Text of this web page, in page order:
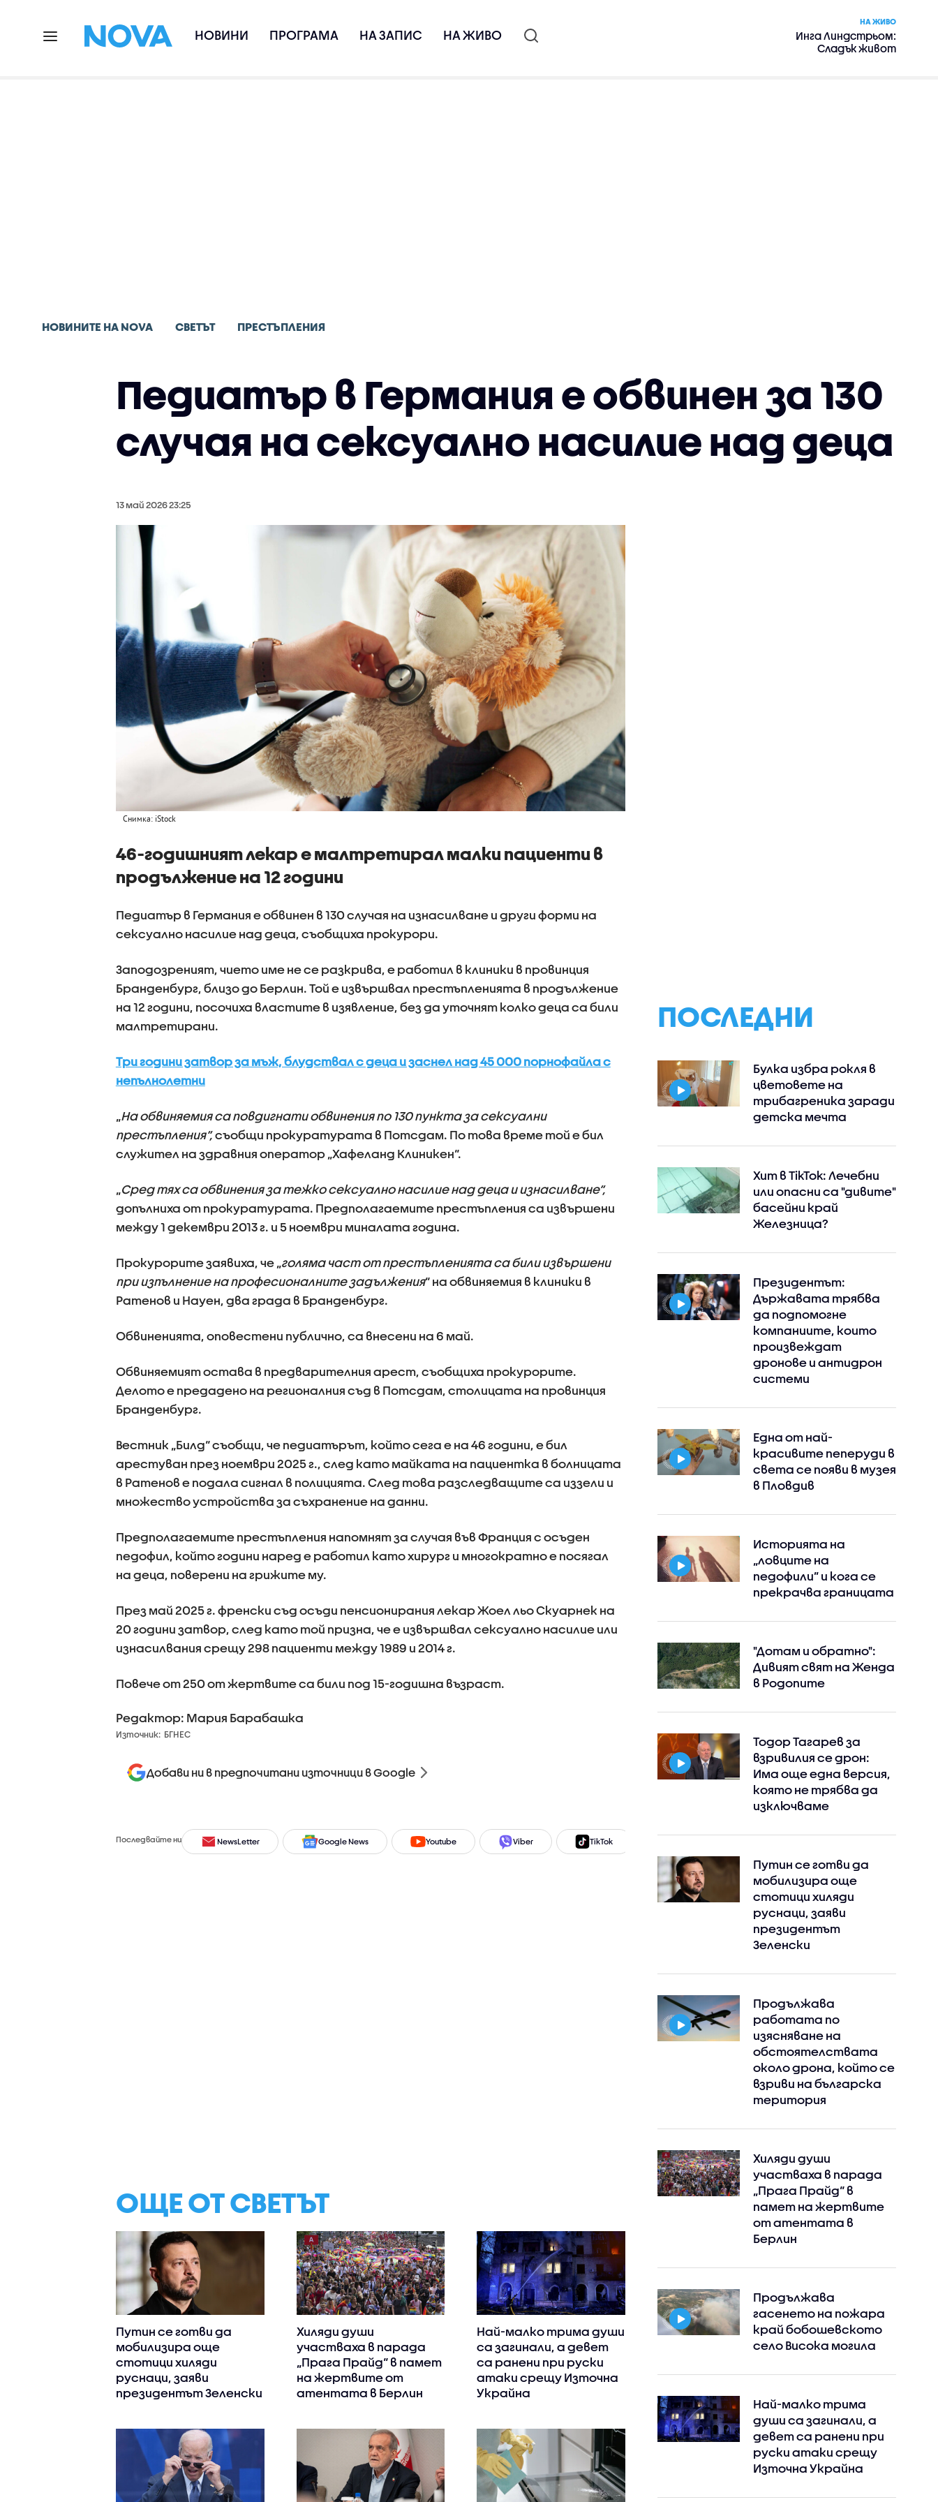
НОВИНИ ПРОГРАМА НА ЗАПИС НА ЖИВО
НА ЖИВО
Инга Линдстрьом:
Сладък живот
НОВИНИТЕ НА NOVA СВЕТЪТ ПРЕСТЪПЛЕНИЯ
Педиатър в Германия е обвинен за 130
случая на сексуално насилие над деца
13 май 2026 23:25
Снимка: iStock
46-годишният лекар е малтретирал малки пациенти в
продължение на 12 години
Педиатър в Германия е обвинен в 130 случая на изнасилване и други форми на
сексуално насилие над деца, съобщиха прокурори.
Заподозреният, чието име не се разкрива, е работил в клиники в провинция
Бранденбург, близо до Берлин. Той е извършвал престъпленията в продължение
на 12 години, посочиха властите в изявление, без да уточнят колко деца са били
малтретирани.
Tри години затвор за мъж, блудствал с деца и заснел над 45 000 порнофайла с
непълнолетни
„На обвиняемия са повдигнати обвинения по 130 пункта за сексуални
престъпления“,съобщи прокуратурата в Потсдам. По това време той е бил
служител на здравния оператор „Хафеланд Клиникен“.
„Сред тях са обвинения за тежко сексуално насилие над деца и изнасилване“,
допълниха от прокуратурата. Предполагаемите престъпления са извършени
между 1 декември 2013 г. и 5 ноември миналата година.
Прокурорите заявиха, че „голяма част от престъпленията са били извършени
при изпълнение на професионалните задължения“ на обвиняемия в клиники в
Ратенов и Науен, два града в Бранденбург.
Обвиненията, оповестени публично, са внесени на 6 май.
Обвиняемият остава в предварителния арест, съобщиха прокурорите.
Делото е предадено на регионалния съд в Потсдам, столицата на провинция
Бранденбург.
Вестник „Билд“ съобщи, че педиатърът, който сега е на 46 години, е бил
арестуван през ноември 2025 г., след като майката на пациентка в болницата
в Ратенов е подала сигнал в полицията. След това разследващите са иззели и
множество устройства за съхранение на данни.
Предполагаемите престъпления напомнят за случая във Франция с осъден
педофил, който години наред е работил като хирург и многократно е посягал
на деца, поверени на грижите му.
През май 2025 г. френски съд осъди пенсионирания лекар Жоел льо Скуарнек на
20 години затвор, след като той призна, че е извършвал сексуално насилие или
изнасилвания срещу 298 пациенти между 1989 и 2014 г.
Повече от 250 от жертвите са били под 15-годишна възраст.
Редактор: Мария Барабашка
Източник: БГНЕС
Добави ни в предпочитани източници в Google
Последвайте ни NewsLetter Google News Youtube Viber TikTok
ОЩЕ ОТ СВЕТЪТ
Путин се готви да
мобилизира още
стотици хиляди
руснаци, заяви
президентът Зеленски
Хиляди души
участваха в парада
„Прага Прайд“ в памет
на жертвите от
атентата в Берлин
Най-малко трима души
са загинали, а девет
са ранени при руски
атаки срещу Източна
Украйна
ПОСЛЕДНИ
Булка избра рокля в
цветовете на
трибагреника заради
детска мечта
Хит в TikTok: Лечебни
или опасни са "дивите"
басейни край
Железница?
Президентът:
Държавата трябва
да подпомогне
компаниите, които
произвеждат
дронове и антидрон
системи
Една от най-
красивите пеперуди в
света се появи в музея
в Пловдив
Историята на
„ловците на
педофили” и кога се
прекрачва границата
"Дотам и обратно":
Дивият свят на Женда
в Родопите
Тодор Тагарев за
взривилия се дрон:
Има още една версия,
която не трябва да
изключваме
Путин се готви да
мобилизира още
стотици хиляди
руснаци, заяви
президентът
Зеленски
Продължава
работата по
изясняване на
обстоятелствата
около дрона, който се
взриви на българска
територия
Хиляди души
участваха в парада
„Прага Прайд“ в
памет на жертвите
от атентата в
Берлин
Продължава
гасенето на пожара
край бобошевското
село Висока могила
Най-малко трима
души са загинали, а
девет са ранени при
руски атаки срещу
Източна Украйна